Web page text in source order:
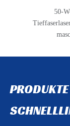
50-
PRODUKTE